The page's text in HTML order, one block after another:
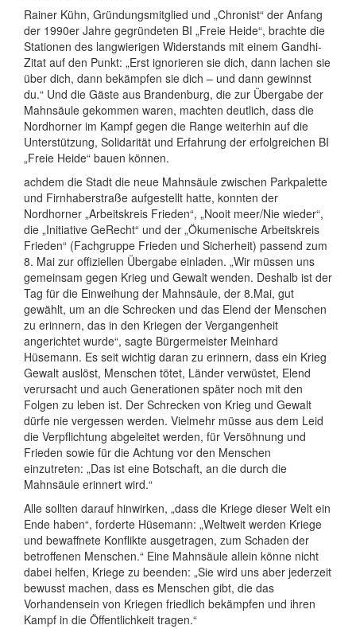
Rainer Kühn, Gründungsmitglied und „Chronist“ der Anfang
der 1990er Jahre gegründeten BI „Freie Heide“, brachte die
Stationen des langwierigen Widerstands mit einem Gandhi-
Zitat auf den Punkt: „Erst ignorieren sie dich, dann lachen sie
über dich, dann bekämpfen sie dich – und dann gewinnst
du.“ Und die Gäste aus Brandenburg, die zur Übergabe der
Mahnsäule gekommen waren, machten deutlich, dass die
Nordhorner im Kampf gegen die Range weiterhin auf die
Unterstützung, Solidarität und Erfahrung der erfolgreichen BI
„Freie Heide“ bauen können.
achdem die Stadt die neue Mahnsäule zwischen Parkpalette
und Firnhaberstraße aufgestellt hatte, konnten der
Nordhorner „Arbeitskreis Frieden“, „Nooit meer/Nie wieder“,
die „Initiative GeRecht“ und der „Ökumenische Arbeitskreis
Frieden“ (Fachgruppe Frieden und Sicherheit) passend zum
8. Mai zur offiziellen Übergabe einladen. „Wir müssen uns
gemeinsam gegen Krieg und Gewalt wenden. Deshalb ist der
Tag für die Einweihung der Mahnsäule, der 8.Mai, gut
gewählt, um an die Schrecken und das Elend der Menschen
zu erinnern, das in den Kriegen der Vergangenheit
angerichtet wurde“, sagte Bürgermeister Meinhard
Hüsemann. Es seit wichtig daran zu erinnern, dass ein Krieg
Gewalt auslöst, Menschen tötet, Länder verwüstet, Elend
verursacht und auch Generationen später noch mit den
Folgen zu leben ist. Der Schrecken von Krieg und Gewalt
dürfe nie vergessen werden. Vielmehr müsse aus dem Leid
die Verpflichtung abgeleitet werden, für Versöhnung und
Frieden sowie für die Achtung vor den Menschen
einzutreten: „Das ist eine Botschaft, an die durch die
Mahnsäule erinnert wird.“
Alle sollten darauf hinwirken, „dass die Kriege dieser Welt ein
Ende haben“, forderte Hüsemann: „Weltweit werden Kriege
und bewaffnete Konflikte ausgetragen, zum Schaden der
betroffenen Menschen.“ Eine Mahnsäule allein könne nicht
dabei helfen, Kriege zu beenden: „Sie wird uns aber jederzeit
bewusst machen, dass es Menschen gibt, die das
Vorhandensein von Kriegen friedlich bekämpfen und ihren
Kampf in die Öffentlichkeit tragen.“